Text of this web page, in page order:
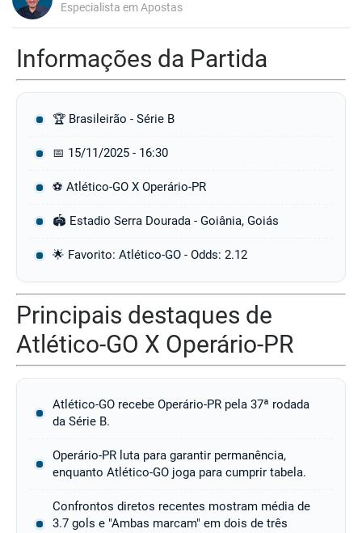
Especialista em Apostas
Informações da Partida
🏆 Brasileirão - Série B
📅 15/11/2025 - 16:30
⚽ Atlético-GO X Operário-PR
🏟️ Estadio Serra Dourada - Goiânia, Goiás
🌟 Favorito: Atlético-GO - Odds: 2.12
Principais destaques de
Atlético-GO X Operário-PR
Atlético-GO recebe Operário-PR pela 37ª rodada
da Série B.
Operário-PR luta para garantir permanência,
enquanto Atlético-GO joga para cumprir tabela.
Confrontos diretos recentes mostram média de
3.7 gols e "Ambas marcam" em dois de três